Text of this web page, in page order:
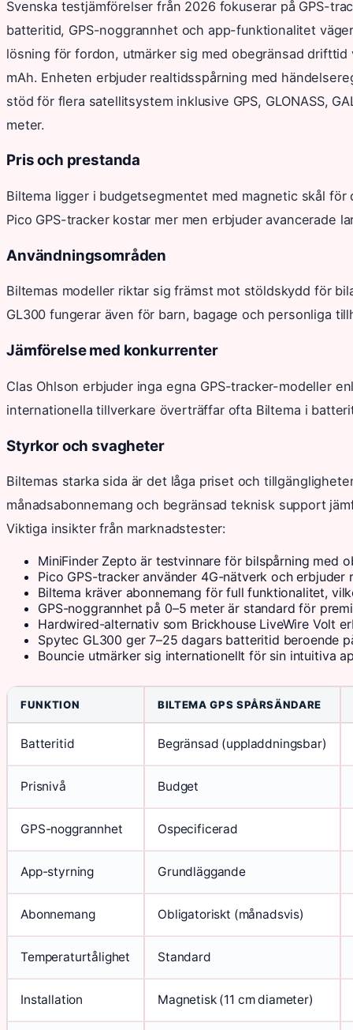
Svenska testjämförelser från 2026 fokuserar på GPS-
batteritid, GPS-noggrannhet och app-funktionalitet
lösning för fordon, utmärker sig med obegränsad
mAh. Enheten erbjuder realtidsspårning med
stöd för flera satellitsystem inklusive GPS, GLONASS,
meter.
Pris och prestanda
Biltema ligger i budgetsegmentet med magnetic skål
Pico GPS-tracker kostar mer men erbjuder avancerade
Användningsområden
Biltemas modeller riktar sig främst mot stöldskydd för
GL300 fungerar även för barn, bagage och personliga
Jämförelse med konkurrenter
Clas Ohlson erbjuder inga egna GPS-tracker-modeller
internationella tillverkare överträffar ofta Biltema i
Styrkor och svagheter
Biltemas starka sida är det låga priset och
månadsabonnemang och begränsad teknisk support
Viktiga insikter från marknadstester:
MiniFinder Zepto är testvinnare för bilspårning med
Pico GPS-tracker använder 4G-nätverk och
Biltema kräver abonnemang för full funktionalitet,
GPS-noggrannhet på 0–5 meter är standard för
Hardwired-alternativ som Brickhouse LiveWire Volt
Spytec GL300 ger 7–25 dagars batteritid beroende
Bouncie utmärker sig internationellt för sin intuitiva
FUNKTION BILTEMA GPS SPÅRSÄNDARE
Batteritid Begränsad (uppladdningsbar)
Prisnivå Budget
GPS-noggrannhet Ospecificerad
App-styrning Grundläggande
Abonnemang Obligatoriskt (månadsvis)
Temperaturtålighet Standard
Installation Magnetisk (11 cm diameter)